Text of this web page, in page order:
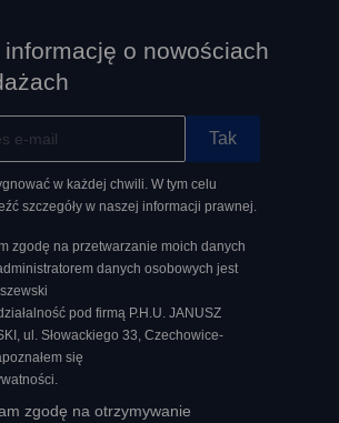
o nowościach
w każdej chwili. W tym celu
szczegóły w naszej informacji prawnej.
zgodę na przetwarzanie moich danych
danych osobowych jest
pod firmą P.H.U. JANUSZ
ul. Słowackiego 33, Czechowice-
się
zgodę na otrzymywanie